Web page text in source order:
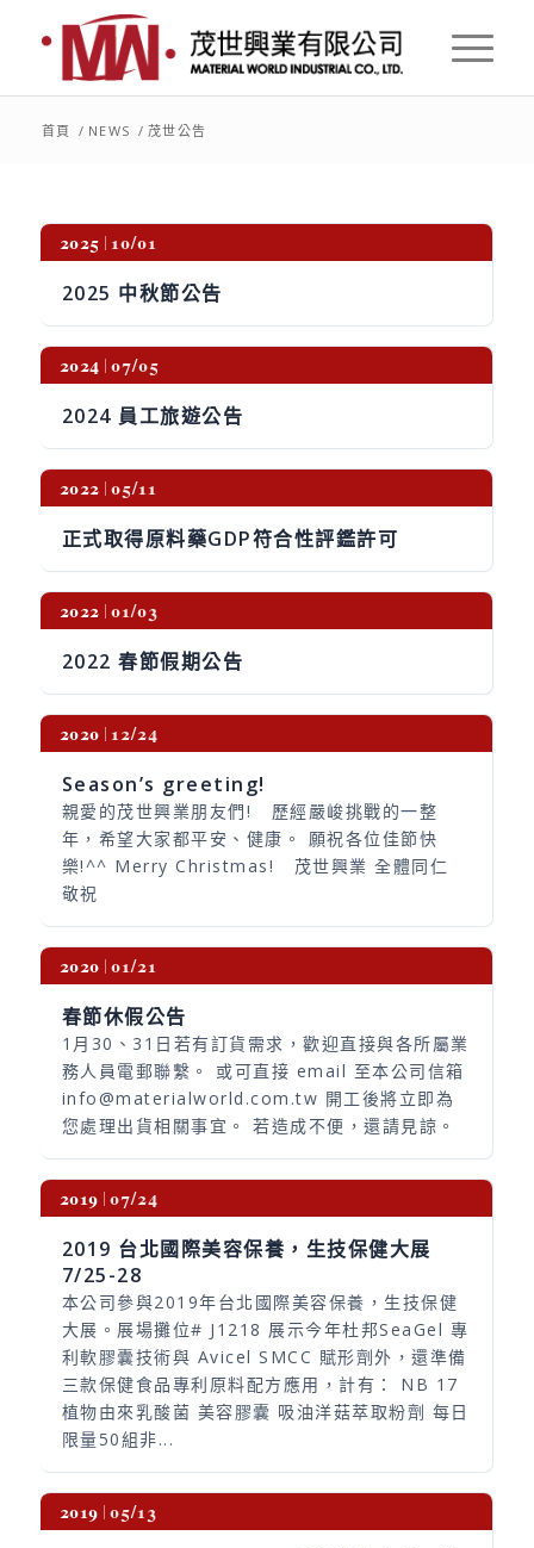
首頁 / NEWS / 茂世公告
2025 10/01
2025 中秋節公告
2024 07/05
2024 員工旅遊公告
2022 05/11
正式取得原料藥GDP符合性評鑑許可
2022 01/03
2022 春節假期公告
2020 12/24
Season’s greeting!
親愛的茂世興業朋友們! 歷經嚴峻挑戰的一整
年，希望大家都平安、健康。 願祝各位佳節快
樂!^^ Merry Christmas! 茂世興業 全體同仁
敬祝
2020 01/21
春節休假公告
1月30、31日若有訂貨需求，歡迎直接與各所屬業
務人員電郵聯繫。 或可直接 email 至本公司信箱
info@materialworld.com.tw 開工後將立即為
您處理出貨相關事宜。 若造成不便，還請見諒。
2019 07/24
2019 台北國際美容保養，生技保健大展
7/25-28
本公司參與2019年台北國際美容保養，生技保健
大展。展場攤位# J1218 展示今年杜邦SeaGel 專
利軟膠囊技術與 Avicel SMCC 賦形劑外，還準備
三款保健食品專利原料配方應用，計有： NB 17
植物由來乳酸菌 美容膠囊 吸油洋菇萃取粉劑 每日
限量50組非...
2019 05/13